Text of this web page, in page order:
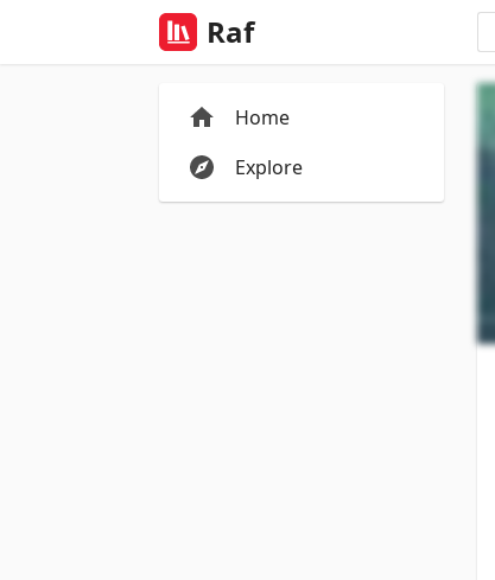
Raf
Home
Explore